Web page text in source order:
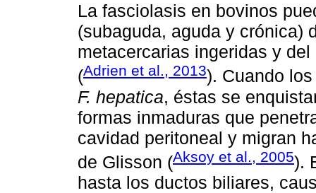
La fasciolasis en bovinos
(subaguda, aguda y crónica)
metacercarias ingeridas y
(Adrien et al., 2013). Cuando
F. hepatica, éstas se
formas inmaduras que
cavidad peritoneal y migran
de Glisson (Aksoy et al., 2005).
hasta los ductos biliares,